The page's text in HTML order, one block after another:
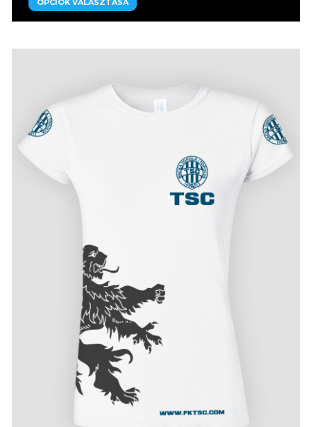
OPCIÓK VÁLASZTÁSA